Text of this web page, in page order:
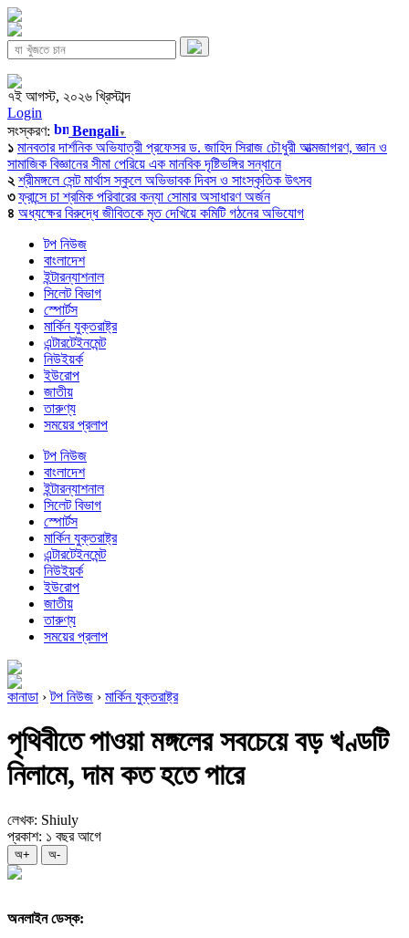
৭ই আগস্ট, ২০২৬ খ্রিস্টাব্দ
Login
সংস্করণ:
Bengali▼
১ মানবতার দার্শনিক অভিযাত্রী প্রফেসর ড. জাহিদ সিরাজ চৌধুরী আত্মজাগরণ, জ্ঞান ও
সামাজিক বিজ্ঞানের সীমা পেরিয়ে এক মানবিক দৃষ্টিভঙ্গির সন্ধানে
২ শ্রীমঙ্গলে সেন্ট মার্থাস স্কুলে অভিভাবক দিবস ও সাংস্কৃতিক উৎসব
৩ ফ্রান্সে চা শ্রমিক পরিবারের কন্যা সোমার অসাধারণ অর্জন
৪ অধ্যক্ষের বিরুদ্ধে জীবিতকে মৃত দেখিয়ে কমিটি গঠনের অভিযোগ
টপ নিউজ
বাংলাদেশ
ইন্টারন্যাশনাল
সিলেট বিভাগ
স্পোর্টস
মার্কিন যুক্তরাষ্ট্র
এন্টারটেইনমেন্ট
নিউইয়র্ক
ইউরোপ
জাতীয়
তারুণ্য
সময়ের প্রলাপ
টপ নিউজ
বাংলাদেশ
ইন্টারন্যাশনাল
সিলেট বিভাগ
স্পোর্টস
মার্কিন যুক্তরাষ্ট্র
এন্টারটেইনমেন্ট
নিউইয়র্ক
ইউরোপ
জাতীয়
তারুণ্য
সময়ের প্রলাপ
কানাডা ›টপ নিউজ › মার্কিন যুক্তরাষ্ট্র
পৃথিবীতে পাওয়া মঙ্গলের সবচেয়ে বড় খণ্ডটি
নিলামে, দাম কত হতে পারে
লেখক: Shiuly
প্রকাশ: ১ বছর আগে
অ+ অ-
অনলাইন ডেস্ক: